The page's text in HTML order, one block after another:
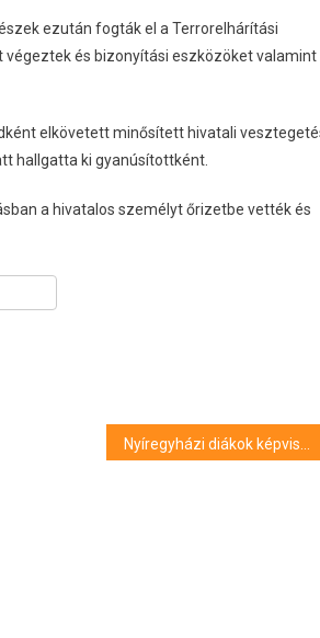
ezután fogták el a Terrorelhárítási
és bizonyítási eszközöket valamint
elkövetett minősített hivatali
hallgatta ki gyanúsítottként.
a hivatalos személyt őrizetbe vették és